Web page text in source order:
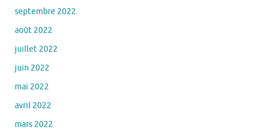
septembre 2022
août 2022
juillet 2022
juin 2022
mai 2022
avril 2022
mars 2022